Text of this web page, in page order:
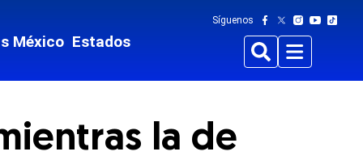
México Estados
Síguenos
BuscarMenu
la de